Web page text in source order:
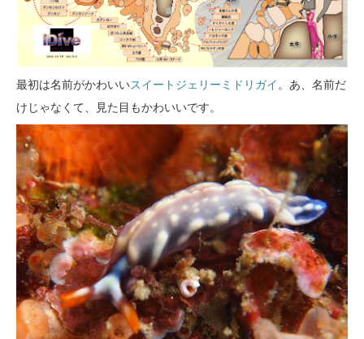
最初は名前がかわいいスイートジェリーミドリガイ。あ、名前だ
けじゃなくて、見た目もかわいいです。